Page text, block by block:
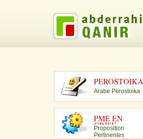
PEROSTOIKA
Arabe Perostoika
PME EN
CRISE
Proposition
Pertinentes